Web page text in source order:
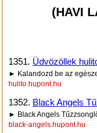
(HAVI
1351. Üdvözöllek
► Kalandozd be az
hulito.hupont.hu
1352. Black Angels
► Black Angels
black-angels.hupont.hu